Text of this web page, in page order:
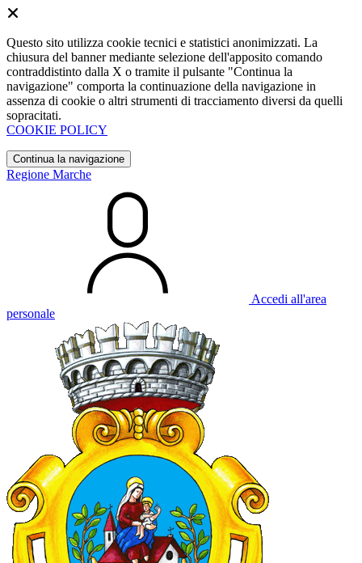
Questo sito utilizza cookie tecnici e statistici anonimizzati. La
chiusura del banner mediante selezione dell'apposito comando
contraddistinto dalla X o tramite il pulsante "Continua la
navigazione" comporta la continuazione della navigazione in
assenza di cookie o altri strumenti di tracciamento diversi da quelli
sopracitati.
COOKIE POLICY
Continua la navigazione
Regione Marche
Accedi all'area
personale